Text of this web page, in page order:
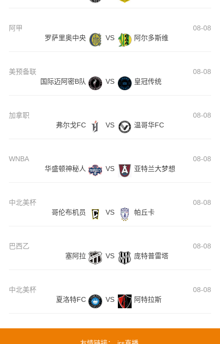
阿甲
08-08
罗萨里奥中央
VS 阿尔多斯维
美预备联
08-08
国际迈阿密B队
VS 皇冠传统
加拿职
08-08
弗尔戈FC
VS 温哥华FC
WNBA
08-08
华盛顿神秘人
VS 亚特兰大梦想
中北美杯
08-08
哥伦布机员
VS 帕丘卡
巴西乙
08-08
塞阿拉
VS 庞特普雷塔
中北美杯
08-08
夏洛特FC
VS 阿特拉斯